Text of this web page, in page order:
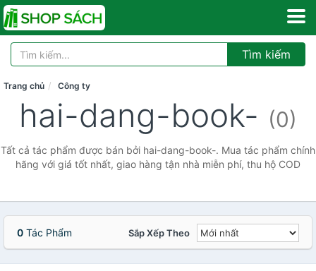
Tìm kiếm
Trang chủ Công ty
hai-dang-book- (0)
Tất cả tác phẩm được bán bởi hai-dang-book-. Mua tác phẩm chính
hãng với giá tốt nhất, giao hàng tận nhà miễn phí, thu hộ COD
0 Tác Phẩm Sắp Xếp Theo